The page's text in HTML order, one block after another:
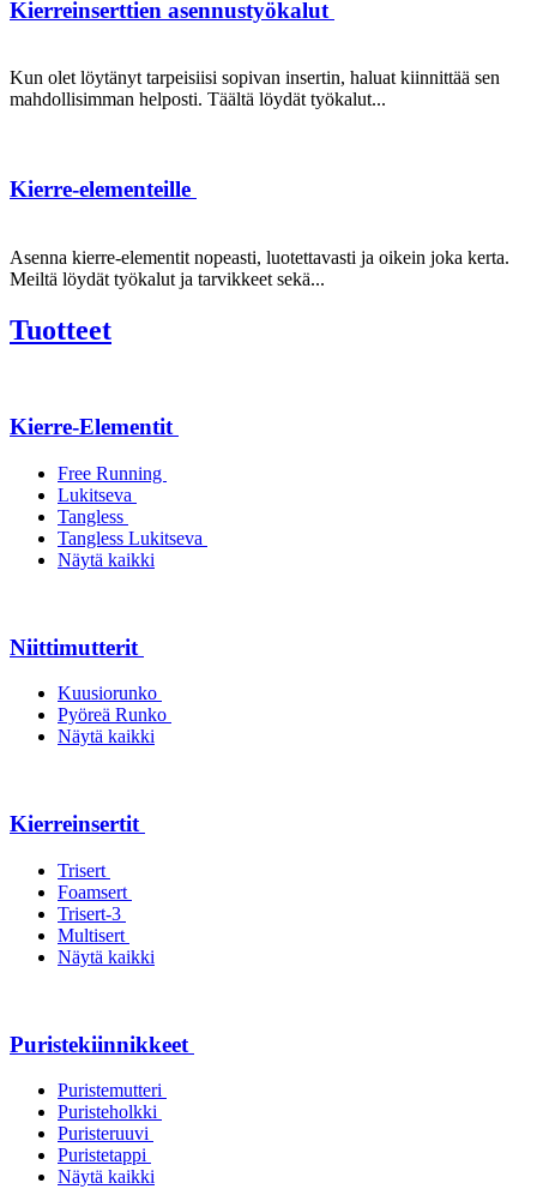
Kierreinserttien asennustyökalut
Kun olet löytänyt tarpeisiisi sopivan insertin, haluat kiinnittää sen
mahdollisimman helposti. Täältä löydät työkalut...
Kierre-elementeille
Asenna kierre-elementit nopeasti, luotettavasti ja oikein joka kerta.
Meiltä löydät työkalut ja tarvikkeet sekä...
Tuotteet
Kierre-Elementit
Free Running
Lukitseva
Tangless
Tangless Lukitseva
Näytä kaikki
Niittimutterit
Kuusiorunko
Pyöreä Runko
Näytä kaikki
Kierreinsertit
Trisert
Foamsert
Trisert-3
Multisert
Näytä kaikki
Puristekiinnikkeet
Puristemutteri
Puristeholkki
Puristeruuvi
Puristetappi
Näytä kaikki